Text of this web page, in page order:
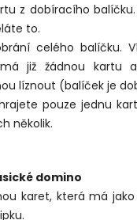
z dobíracího
to.
celého balíčku.
již žádnou kartu
líznout (balíček je
pouze jednu
několik.
domino
karet, která má